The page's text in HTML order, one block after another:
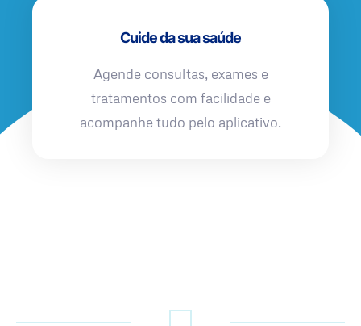
Cuide da sua saúde
Agende consultas, exames e
tratamentos com facilidade e
acompanhe tudo pelo aplicativo.